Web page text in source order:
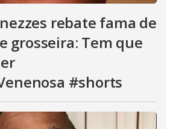
rebate fama de
grosseira: Tem que
#shorts